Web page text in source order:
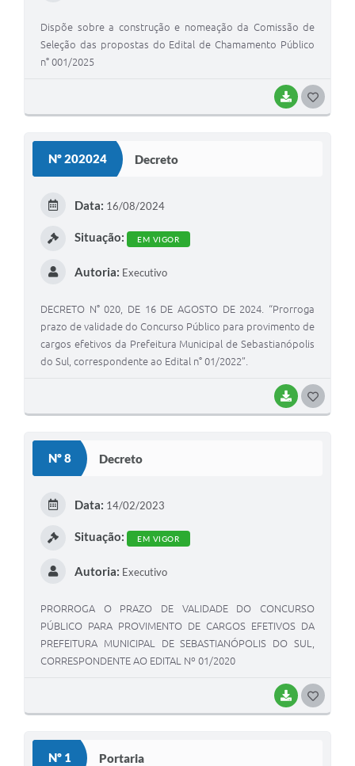
BAIXAR
Dispõe sobre a construção e nomeação da Comissão de
Seleção das propostas do Edital de Chamamento Público
n° 001/2025
Nº 202024 Decreto
BAIXAR
Data: 16/08/2024
Situação: EM VIGOR
Autoria: Executivo
DECRETO N° 020, DE 16 DE AGOSTO DE 2024. “Prorroga
prazo de validade do Concurso Público para provimento de
cargos efetivos da Prefeitura Municipal de Sebastianópolis
do Sul, correspondente ao Edital n° 01/2022”.
Nº 8 Decreto
BAIXAR
Data: 14/02/2023
Situação: EM VIGOR
Autoria: Executivo
PRORROGA O PRAZO DE VALIDADE DO CONCURSO
PÚBLICO PARA PROVIMENTO DE CARGOS EFETIVOS DA
PREFEITURA MUNICIPAL DE SEBASTIANÓPOLIS DO SUL,
CORRESPONDENTE AO EDITAL Nº 01/2020
Nº 1 Portaria